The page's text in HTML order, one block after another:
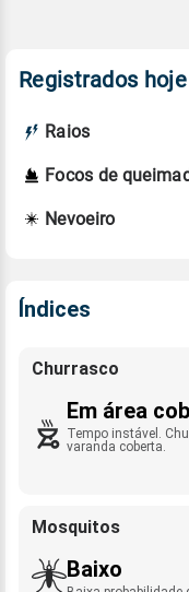
Registrados hoje
Raios
Focos de
Nevoeiro
Índices
Churrasco
Em área
Tempo instável.
varanda coberta.
Mosquitos
Baixo